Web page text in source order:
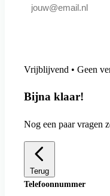
Vrijblijvend • Geen
Bijna klaar!
Nog een paar vragen
Terug
Telefoonnummer